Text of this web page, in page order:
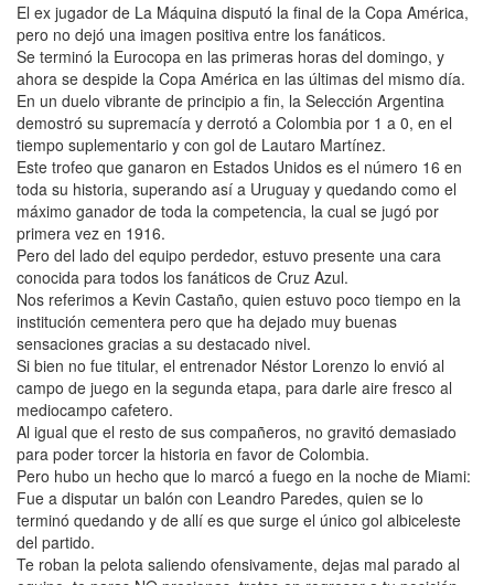
El ex jugador de La Máquina disputó la final de la Copa América,
pero no dejó una imagen positiva entre los fanáticos.
Se terminó la Eurocopa en las primeras horas del domingo, y
ahora se despide la Copa América en las últimas del mismo día.
En un duelo vibrante de principio a fin, la Selección Argentina
demostró su supremacía y derrotó a Colombia por 1 a 0, en el
tiempo suplementario y con gol de Lautaro Martínez.
Este trofeo que ganaron en Estados Unidos es el número 16 en
toda su historia, superando así a Uruguay y quedando como el
máximo ganador de toda la competencia, la cual se jugó por
primera vez en 1916.
Pero del lado del equipo perdedor, estuvo presente una cara
conocida para todos los fanáticos de Cruz Azul.
Nos referimos a Kevin Castaño, quien estuvo poco tiempo en la
institución cementera pero que ha dejado muy buenas
sensaciones gracias a su destacado nivel.
Si bien no fue titular, el entrenador Néstor Lorenzo lo envió al
campo de juego en la segunda etapa, para darle aire fresco al
mediocampo cafetero.
Al igual que el resto de sus compañeros, no gravitó demasiado
para poder torcer la historia en favor de Colombia.
Pero hubo un hecho que lo marcó a fuego en la noche de Miami:
Fue a disputar un balón con Leandro Paredes, quien se lo
terminó quedando y de allí es que surge el único gol albiceleste
del partido.
Te roban la pelota saliendo ofensivamente, dejas mal parado al